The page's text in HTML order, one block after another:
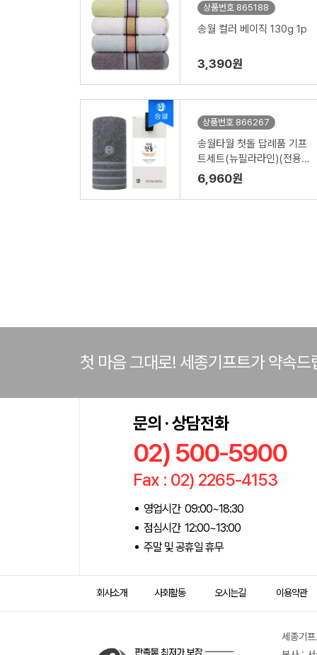
상품번호 865188
송월 컬러 베이직 130g 1p
3,390원
상품번호 866267
송월타월 첫돌 답례품 기프
트세트(뉴필라라인)(전용띠
지 포함)
6,960원
첫 마음 그대로! 세종기프트가 약속드
문의 · 상담전화
02) 500-5900
Fax : 02) 2265-4153
영업시간 09:00~18:30
점심시간 12:00~13:00
주말 및 공휴일 휴무
회사소개 사회활동 오시는길 이용약관
세종기